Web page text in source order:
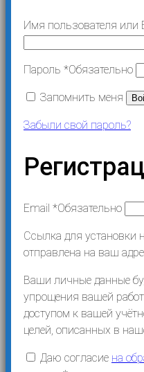
Имя пользователя или
Пароль *Обязательно
Запомнить меня
Забыли свой пароль?
Email *Обязательно
Ссылка для установки
отправлена ​​на ваш
Ваши личные данные
упрощения вашей
доступом к вашей
целей, описанных в
Даю согласие на